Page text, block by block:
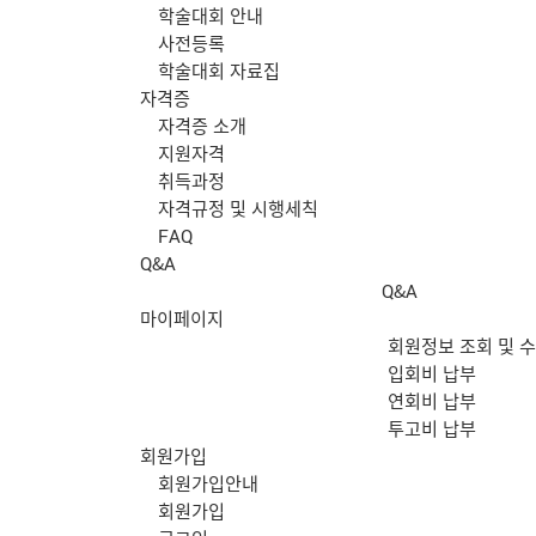
학술대회 안내
사전등록
학술대회 자료집
자격증
자격증 소개
지원자격
취득과정
자격규정 및 시행세칙
FAQ
Q&A
Q&A
마이페이지
회원정보 조회 및
입회비 납부
연회비 납부
투고비 납부
회원가입
회원가입안내
회원가입